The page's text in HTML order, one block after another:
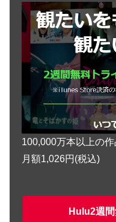
100,000万本以上の作
月額1,026円(税込)
Hulu2週